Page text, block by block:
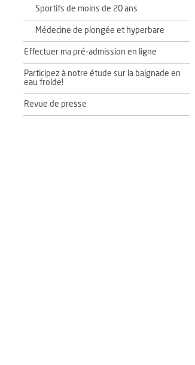
Sportifs de moins de 20 ans
Médecine de plongée et hyperbare
Effectuer ma pré-admission en ligne
Participez à notre étude sur la baignade en
eau froide!
Revue de presse